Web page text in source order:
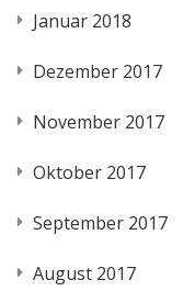
Januar 2018
Dezember 2017
November 2017
Oktober 2017
September 2017
August 2017